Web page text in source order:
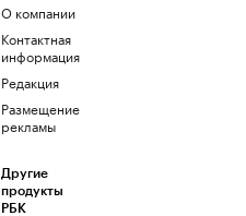
О компании
Контактная
информация
Редакция
Размещение
рекламы
Другие
продукты
РБК